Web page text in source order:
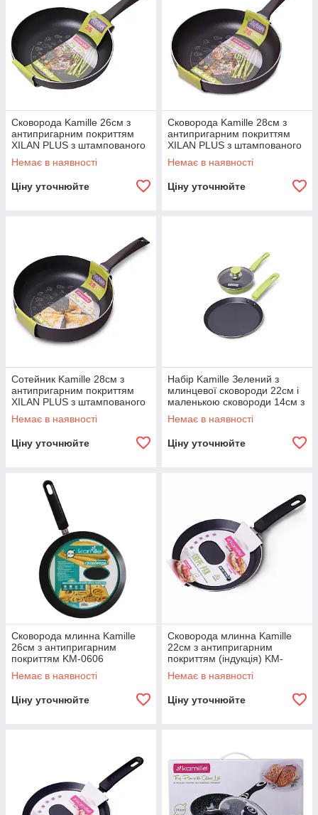
Сковорода Kamille 26см з
антипригарним покриттям
XILAN PLUS з штампованого
алюмінію KM-4603
Немає в наявності
Ціну уточнюйте
Сковорода Kamille 28см з
антипригарним покриттям
XILAN PLUS з штампованого
алюмінію KM-4604
Немає в наявності
Ціну уточнюйте
Сотейник Kamille 28см з
антипригарним покриттям
XILAN PLUS з штампованого
алюмінію KM-4608
Немає в наявності
Ціну уточнюйте
Набір Kamille Зелений з
млинцевої сковороди 22см і
маленькою сковороди 14см з
антипригарним покриттям
KM-0615
Немає в наявності
Ціну уточнюйте
Сковорода млинна Kamille
26см з антипригарним
покриттям KM-0606
Немає в наявності
Ціну уточнюйте
Сковорода млинна Kamille
22см з антипригарним
покриттям (індукція) KM-
0607IND
Немає в наявності
Ціну уточнюйте